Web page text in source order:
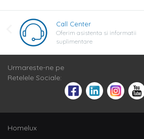
Call Center
Oferim asistenta si informatii
suplimentare
Urmareste-ne pe
Retelele Sociale:
Homelux